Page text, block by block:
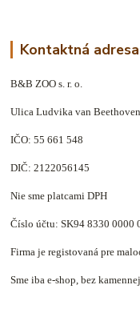
Kontaktná adresa
B&B ZOO s. r. o.
Ulica Ludvika van
IČO: 55 661 548
DIČ: 2122056145
Nie sme platcami DPH
Číslo účtu: SK94 8330 0000
Firma je registovaná pre
Sme iba e-shop, bez